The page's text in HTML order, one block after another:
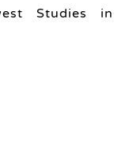
Studies in